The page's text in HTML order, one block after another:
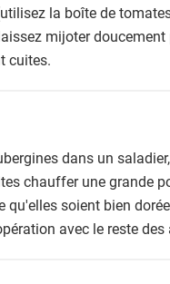
la boîte de
mijoter
cuites.
dans un
chauffer une grande
soient bien
avec le reste des